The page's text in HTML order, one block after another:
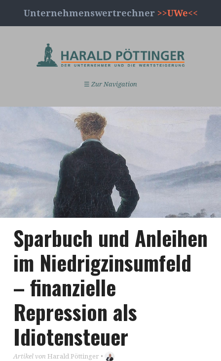
Unternehmenswertrechner >>UWe<<
☰ Zur Navigation
Sparbuch und Anleihen
im Niedrigzinsumfeld
– finanzielle
Repression als
Idiotensteuer
Artikel von Harald Pöttinger •